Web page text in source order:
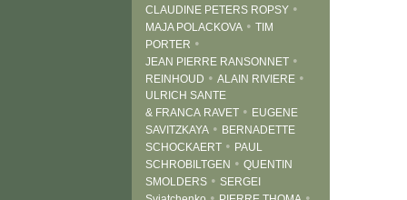
CLAUDINE PETERS ROPSY •
MAJA POLACKOVA • TIM
PORTER •
JEAN PIERRE RANSONNET •
REINHOUD • ALAIN RIVIERE •
ULRICH SANTE
& FRANCA RAVET • EUGENE
SAVITZKAYA • BERNADETTE
SCHOCKAERT • PAUL
SCHROBILTGEN • QUENTIN
SMOLDERS • SERGEI